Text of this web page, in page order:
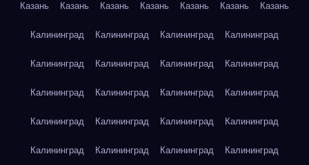
Казань Казань Казань Казань Казань Казань Казань
Калининград Калининград Калининград Калининград
Калининград Калининград Калининград Калининград
Калининград Калининград Калининград Калининград
Калининград Калининград Калининград Калининград
Калининград Калининград Калининград Калининград